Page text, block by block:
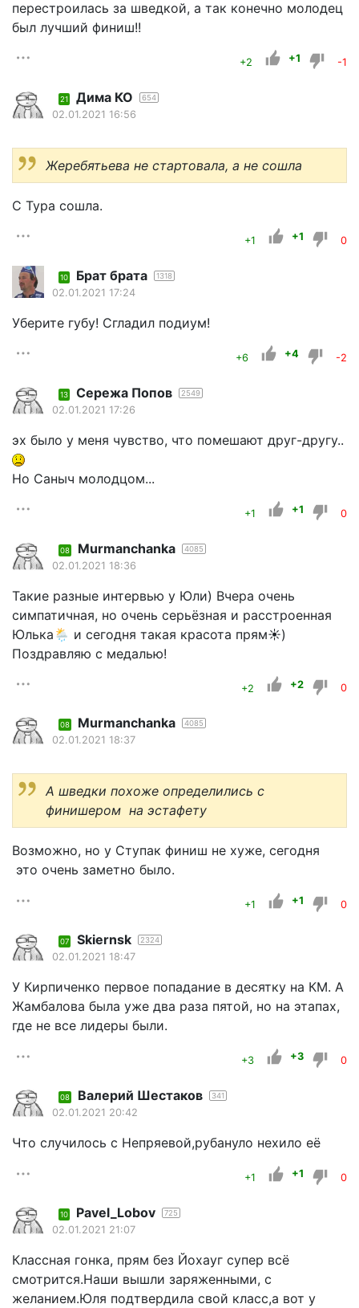
перестроилась за шведкой, а так конечно молодец
был лучший финиш!!
+2 +1 -1
21 Дима КО 654
02.01.2021 16:56
Жеребятьева не стартовала, а не сошла
С Тура сошла.
+1 +1 0
10 Брат брата 1318
02.01.2021 17:24
Уберите губу! Сгладил подиум!
+6 +4 -2
13 Сережа Попов 2549
02.01.2021 17:26
эх было у меня чувство, что помешают друг-другу..
Но Саныч молодцом...
+1 +1 0
08 Murmanchanka 4085
02.01.2021 18:36
Такие разные интервью у Юли) Вчера очень
симпатичная, но очень серьёзная и расстроенная
Юлька🌦️ и сегодня такая красота прям☀️)
Поздравляю с медалью!
+2 +2 0
08 Murmanchanka 4085
02.01.2021 18:37
А шведки похоже определились с
финишером на эстафету
Возможно, но у Ступак финиш не хуже, сегодня
это очень заметно было.
+1 +1 0
07 Skiernsk 2324
02.01.2021 18:47
У Кирпиченко первое попадание в десятку на КМ. А
Жамбалова была уже два раза пятой, но на этапах,
где не все лидеры были.
+3 +3 0
08 Валерий Шестаков 341
02.01.2021 20:42
Что случилось с Непряевой,рубануло нехило её
+1 +1 0
10 Pavel_Lobov 725
02.01.2021 21:07
Классная гонка, прям без Йохауг супер всё
смотрится.Наши вышли заряженными, с
желанием.Юля подтвердила свой класс,а вот у